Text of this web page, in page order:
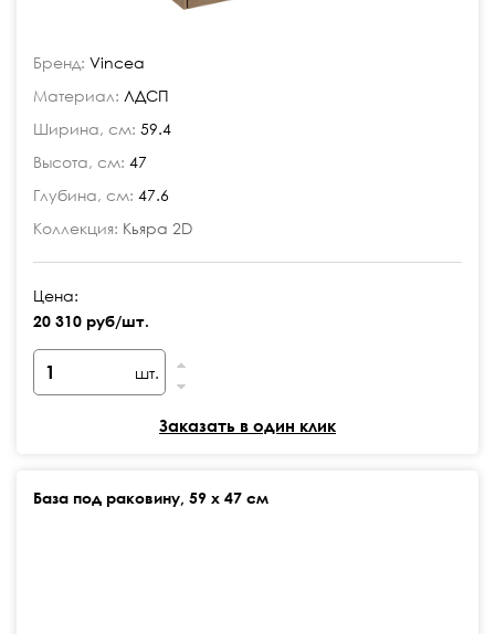
Бренд: Vincea
Материал: ЛДСП
Ширина, см: 59.4
Высота, см: 47
Глубина, см: 47.6
Коллекция: Кьяра 2D
Цена:
20 310 руб/шт.
шт.
Заказать в один клик
База под раковину, 59 х 47 см